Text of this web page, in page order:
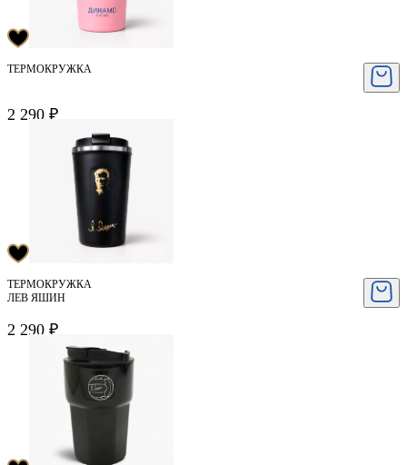
ТЕРМОКРУЖКА
2 290 ₽
ТЕРМОКРУЖКА
ЛЕВ ЯШИН
2 290 ₽